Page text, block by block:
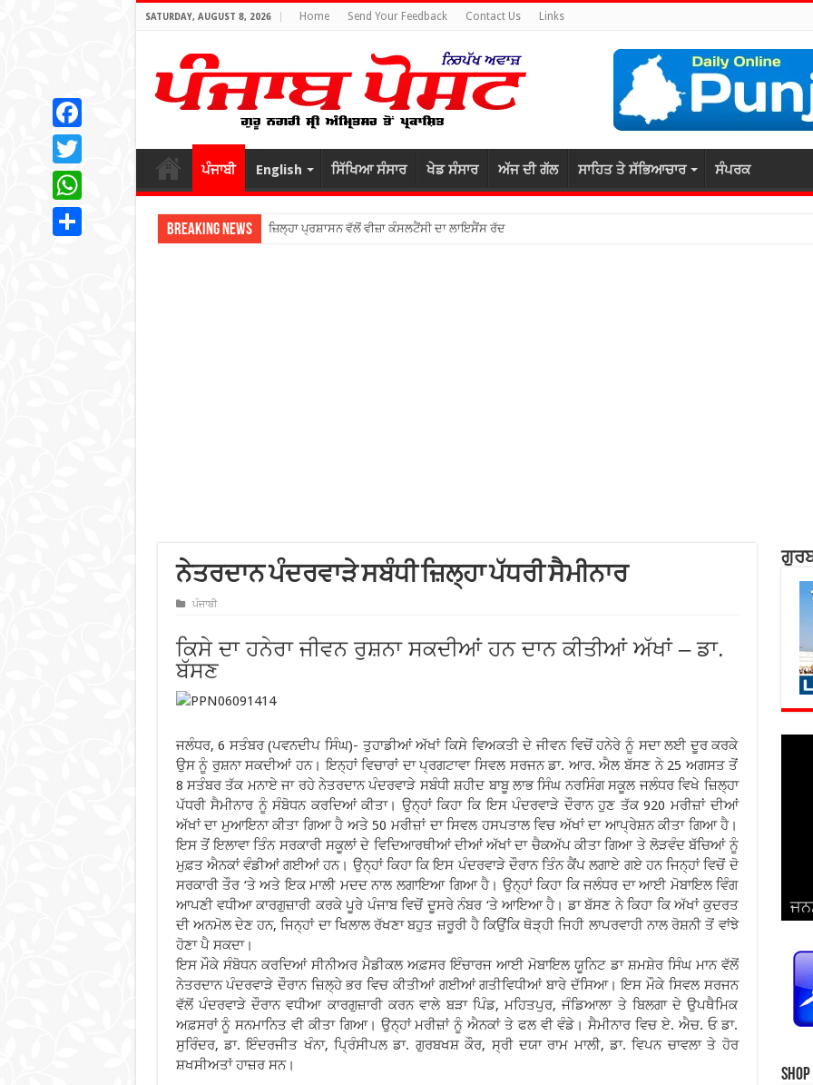
SATURDAY, AUGUST 8, 2026 Home Send Your Feedback Contact Us Links
ਪੰਜਾਬੀ English ਸਿੱਖਿਆ ਸੰਸਾਰ ਖੇਡ ਸੰਸਾਰ ਅੱਜ ਦੀ ਗੱਲ ਸਾਹਿਤ ਤੇ ਸੱਭਿਆਚਾਰ ਸੰਪਰਕ
Breaking News ਜ਼ਿਲ੍ਹਾ ਪ੍ਰਸ਼ਾਸਨ ਵੱਲੋਂ ਵੀਜ਼ਾ ਕੰਸਲਟੈਂਸੀ ਦਾ ਲਾਇਸੈਂਸ ਰੱਦ
ਨੇਤਰਦਾਨ ਪੰਦਰਵਾੜੇ ਸਬੰਧੀ ਜ਼ਿਲ੍ਹਾ ਪੱਧਰੀ ਸੈਮੀਨਾਰ
ਪੰਜਾਬੀ
ਕਿਸੇ ਦਾ ਹਨੇਰਾ ਜੀਵਨ ਰੁਸ਼ਨਾ ਸਕਦੀਆਂ ਹਨ ਦਾਨ ਕੀਤੀਆਂ ਅੱਖਾਂ – ਡਾ.
ਬੱਸਣ
ਜਲੰਧਰ, 6 ਸਤੰਬਰ (ਪਵਨਦੀਪ ਸਿੰਘ)- ਤੁਹਾਡੀਆਂ ਅੱਖਾਂ ਕਿਸੇ ਵਿਅਕਤੀ ਦੇ ਜੀਵਨ ਵਿਚੋਂ ਹਨੇਰੇ ਨੂੰ ਸਦਾ ਲਈ ਦੂਰ ਕਰਕੇ
ਉਸ ਨੂੰ ਰੁਸ਼ਨਾ ਸਕਦੀਆਂ ਹਨ। ਇਨ੍ਹਾਂ ਵਿਚਾਰਾਂ ਦਾ ਪ੍ਰਗਟਾਵਾ ਸਿਵਲ ਸਰਜਨ ਡਾ. ਆਰ. ਐਲ ਬੱਸਣ ਨੇ 25 ਅਗਸਤ ਤੋਂ
8 ਸਤੰਬਰ ਤੱਕ ਮਨਾਏ ਜਾ ਰਹੇ ਨੇਤਰਦਾਨ ਪੰਦਰਵਾੜੇ ਸਬੰਧੀ ਸ਼ਹੀਦ ਬਾਬੂ ਲਾਭ ਸਿੰਘ ਨਰਸਿੰਗ ਸਕੂਲ ਜਲੰਧਰ ਵਿਖੇ ਜ਼ਿਲ੍ਹਾ
ਪੱਧਰੀ ਸੈਮੀਨਾਰ ਨੂੰ ਸੰਬੋਧਨ ਕਰਦਿਆਂ ਕੀਤਾ। ਉਨ੍ਹਾਂ ਕਿਹਾ ਕਿ ਇਸ ਪੰਦਰਵਾੜੇ ਦੌਰਾਨ ਹੁਣ ਤੱਕ 920 ਮਰੀਜ਼ਾਂ ਦੀਆਂ
ਅੱਖਾਂ ਦਾ ਮੁਆਇਨਾ ਕੀਤਾ ਗਿਆ ਹੈ ਅਤੇ 50 ਮਰੀਜ਼ਾਂ ਦਾ ਸਿਵਲ ਹਸਪਤਾਲ ਵਿਚ ਅੱਖਾਂ ਦਾ ਆਪ੍ਰੇਸ਼ਨ ਕੀਤਾ ਗਿਆ ਹੈ।
ਇਸ ਤੋਂ ਇਲਾਵਾ ਤਿੰਨ ਸਰਕਾਰੀ ਸਕੂਲਾਂ ਦੇ ਵਿਦਿਆਰਥੀਆਂ ਦੀਆਂ ਅੱਖਾਂ ਦਾ ਚੈਕਅੱਪ ਕੀਤਾ ਗਿਆ ਤੇ ਲੋੜਵੰਦ ਬੱਚਿਆਂ ਨੂੰ
ਮੁਫ਼ਤ ਐਨਕਾਂ ਵੰਡੀਆਂ ਗਈਆਂ ਹਨ। ਉਨ੍ਹਾਂ ਕਿਹਾ ਕਿ ਇਸ ਪੰਦਰਵਾੜੇ ਦੌਰਾਨ ਤਿੰਨ ਕੈਂਪ ਲਗਾਏ ਗਏ ਹਨ ਜਿਨ੍ਹਾਂ ਵਿਚੋਂ ਦੋ
ਸਰਕਾਰੀ ਤੌਰ ‘ਤੇ ਅਤੇ ਇਕ ਮਾਲੀ ਮਦਦ ਨਾਲ ਲਗਾਇਆ ਗਿਆ ਹੈ। ਉਨ੍ਹਾਂ ਕਿਹਾ ਕਿ ਜਲੰਧਰ ਦਾ ਆਈ ਮੋਬਾਇਲ ਵਿੰਗ
ਆਪਣੀ ਵਧੀਆ ਕਾਰਗੁਜ਼ਾਰੀ ਕਰਕੇ ਪੂਰੇ ਪੰਜਾਬ ਵਿਚੋਂ ਦੂਸਰੇ ਨੰਬਰ ‘ਤੇ ਆਇਆ ਹੈ। ਡਾ ਬੱਸਣ ਨੇ ਕਿਹਾ ਕਿ ਅੱਖਾਂ ਕੁਦਰਤ
ਦੀ ਅਨਮੋਲ ਦੇਣ ਹਨ, ਜਿਨ੍ਹਾਂ ਦਾ ਖਿਲਾਲ ਰੱਖਣਾ ਬਹੁਤ ਜ਼ਰੂਰੀ ਹੈ ਕਿਉਂਕਿ ਥੋੜ੍ਹੀ ਜਿਹੀ ਲਾਪਰਵਾਹੀ ਨਾਲ ਰੋਸ਼ਨੀ ਤੋਂ ਵਾਂਝੇ
ਹੋਣਾ ਪੈ ਸਕਦਾ।
ਇਸ ਮੌਕੇ ਸੰਬੋਧਨ ਕਰਦਿਆਂ ਸੀਨੀਅਰ ਮੈਡੀਕਲ ਅਫ਼ਸਰ ਇੰਚਾਰਜ ਆਈ ਮੋਬਾਇਲ ਯੂਨਿਟ ਡਾ ਸ਼ਮਸ਼ੇਰ ਸਿੰਘ ਮਾਨ ਵੱਲੋਂ
ਨੇਤਰਦਾਨ ਪੰਦਰਵਾੜੇ ਦੌਰਾਨ ਜ਼ਿਲ੍ਹੇ ਭਰ ਵਿਚ ਕੀਤੀਆਂ ਗਈਆਂ ਗਤੀਵਿਧੀਆਂ ਬਾਰੇ ਦੱਸਿਆ। ਇਸ ਮੌਕੇ ਸਿਵਲ ਸਰਜਨ
ਵੱਲੋਂ ਪੰਦਰਵਾੜੇ ਦੌਰਾਨ ਵਧੀਆ ਕਾਰਗੁਜ਼ਾਰੀ ਕਰਨ ਵਾਲੇ ਬੜਾ ਪਿੰਡ, ਮਹਿਤਪੁਰ, ਜੰਡਿਆਲਾ ਤੇ ਬਿਲਗਾ ਦੇ ਉਪਥੈਮਿਕ
ਅਫ਼ਸਰਾਂ ਨੂੰ ਸਨਮਾਨਿਤ ਵੀ ਕੀਤਾ ਗਿਆ। ਉਨ੍ਹਾਂ ਮਰੀਜ਼ਾਂ ਨੂੰ ਐਨਕਾਂ ਤੇ ਫਲ ਵੀ ਵੰਡੇ। ਸੈਮੀਨਾਰ ਵਿਚ ਏ. ਐਚ. ਓ ਡਾ.
ਸੁਰਿੰਦਰ, ਡਾ. ਇੰਦਰਜੀਤ ਖੰਨਾ, ਪ੍ਰਿੰਸੀਪਲ ਡਾ. ਗੁਰਬਖਸ਼ ਕੌਰ, ਸ੍ਰੀ ਦਯਾ ਰਾਮ ਮਾਲੀ, ਡਾ. ਵਿਪਨ ਚਾਵਲਾ ਤੇ ਹੋਰ
ਸ਼ਖਸੀਅਤਾਂ ਹਾਜ਼ਰ ਸਨ।
Facebook
Twitter
WhatsApp